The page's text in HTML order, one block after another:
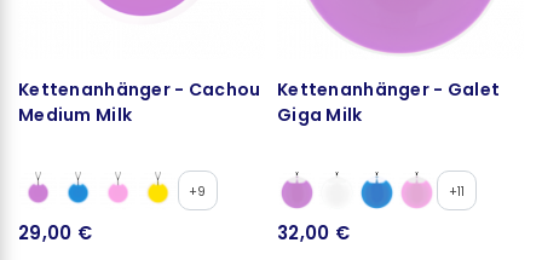
Kettenanhänger - Cachou
Medium Milk
+9
29,00 €
Kettenanhänger - Galet
Giga Milk
+11
32,00 €